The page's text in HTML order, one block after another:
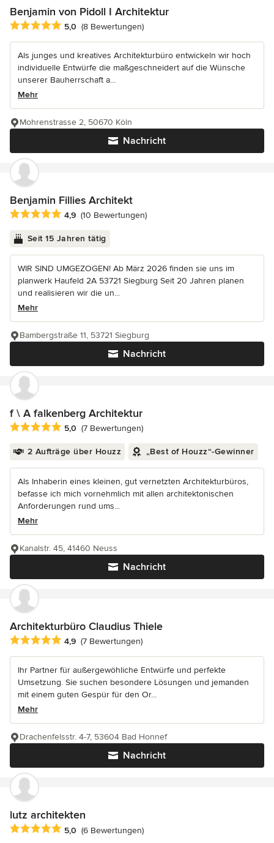
Benjamin von Pidoll I Architektur
Durchschnittliche Bewertung: 5 von 5 Sternen
5,0 (8 Bewertungen)
Als junges und kreatives Architekturbüro entwickeln wir hoch
individuelle Entwürfe die maßgeschneidert auf die Wünsche
unserer Bauherrschaft a...
Mehr
Nachricht
Mohrenstrasse 2, 50670 Köln
Benjamin Fillies Architekt
Durchschnittliche Bewertung: 4.9 von 5 Sternen
4,9 (10 Bewertungen)
Seit 15 Jahren tätig
WIR SIND UMGEZOGEN! Ab März 2026 finden sie uns im
planwerk Haufeld 2A 53721 Siegburg Seit 20 Jahren planen
und realisieren wir die un...
Mehr
Nachricht
Bambergstraße 11, 53721 Siegburg
f \ A falkenberg Architektur
Durchschnittliche Bewertung: 5 von 5 Sternen
5,0 (7 Bewertungen)
2 Aufträge über Houzz „Best of Houzz“-Gewinner
Als Inhaberin eines kleinen, gut vernetzten Architekturbüros,
befasse ich mich vornehmlich mit allen architektonischen
Anforderungen rund ums...
Mehr
Nachricht
Kanalstr. 45, 41460 Neuss
Architekturbüro Claudius Thiele
Durchschnittliche Bewertung: 4.9 von 5 Sternen
4,9 (7 Bewertungen)
Ihr Partner für außergewöhliche Entwürfe und perfekte
Umsetzung. Sie suchen besondere Lösungen und jemanden
mit einem guten Gespür für den Or...
Mehr
Nachricht
Drachenfelsstr. 4-7, 53604 Bad Honnef
lutz architekten
Durchschnittliche Bewertung: 5 von 5 Sternen
5,0 (6 Bewertungen)